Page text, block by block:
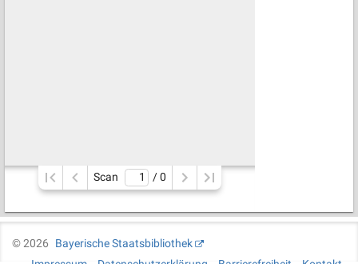
Scan / 0
©2026
Bayerische Staatsbibliothek